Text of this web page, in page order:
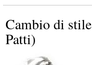
Cambio di
Patti)